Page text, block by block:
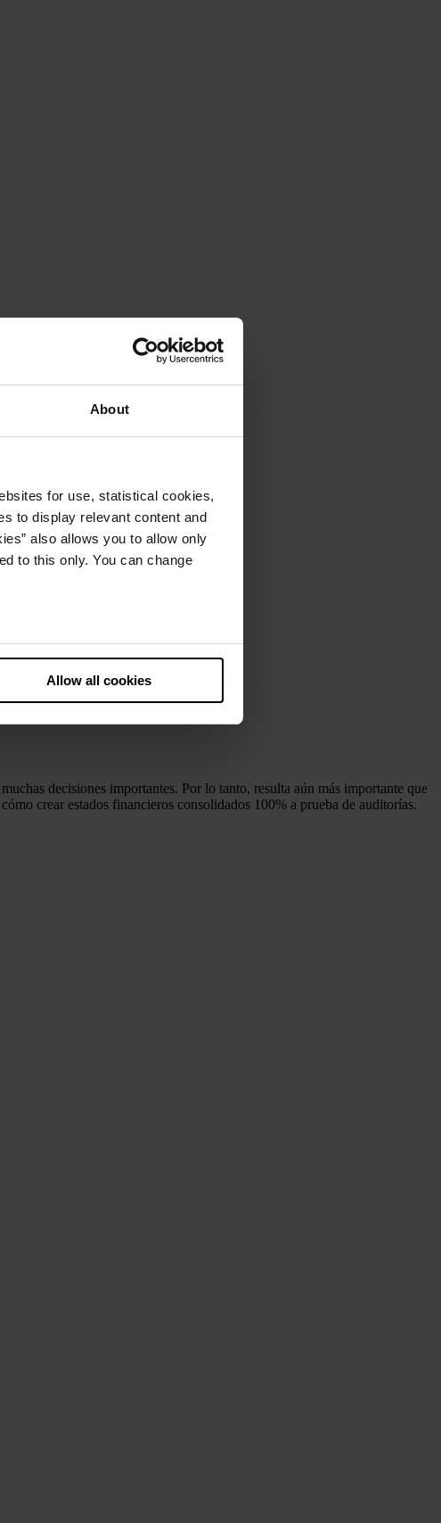
About
for use, statistical cookies,
to display relevant content and
also allows you to allow only
to this only. You can change
The European Court of Justice
Allow all cookies
decisiones importantes. Por lo tanto, resulta aún más importante que
crear estados financieros consolidados 100% a prueba de auditorías.